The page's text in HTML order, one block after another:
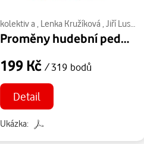
kolektiv a , Lenka Kružíková , Jiří Luska
Proměny hudební pedagogiky ve výzkumu a aplikacích
199 Kč / 319 bodů
Detail
Ukázka: